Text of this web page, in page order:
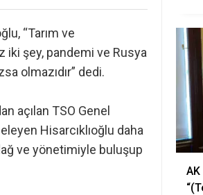
“Tarım ve
iki şey, pandemi ve Rusya
olmazıdır” dedi.
açılan TSO Genel
Hisarcıklıoğlu daha
ve yönetimiyle buluşup